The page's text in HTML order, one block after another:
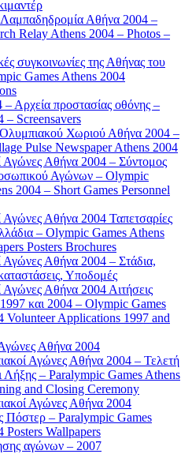
Αθήνα 2004 –
Relay Athens 2004 – Photos –
συγκοινωνίες της Αθήνας του
Games Athens 2004
Αρχεία προστασίας οθόνης –
– Screensavers
Χωριού Αθήνα 2004 –
Pulse Newspaper Athens 2004
Αγώνες Αθήνα 2004 – Σύντομος
Αγώνων – Olympic
2004 – Short Games Personnel
Αγώνες Αθήνα 2004 Ταπετσαρίες
– Olympic Games Athens
Posters Brochures
Αγώνες Αθήνα 2004 – Στάδια,
Υποδομές
Αγώνες Αθήνα 2004 Αιτήσεις
και 2004 – Olympic Games
Volunteer Applications 1997 and
Αθήνα 2004
Αγώνες Αθήνα 2004 – Τελετή
Λήξης – Paralympic Games Athens
and Closing Ceremony
Αγώνες Αθήνα 2004
Πόστερ – Paralympic Games
Posters Wallpapers
αγώνων – 2007